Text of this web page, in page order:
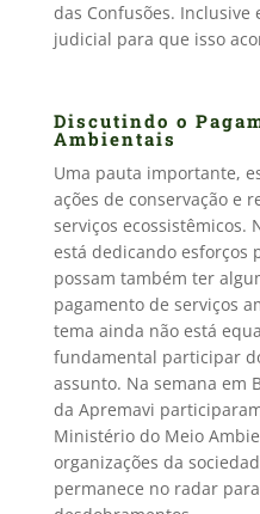
das Confusões.
judicial para que isso
Discutindo o
Ambientais
Uma pauta importante,
ações de conservação e
serviços ecossistêmicos.
está dedicando esforços
possam também ter
pagamento de serviços
tema ainda não está
fundamental participar
assunto. Na semana em
da Apremavi
Ministério do Meio
organizações da
permanece no radar